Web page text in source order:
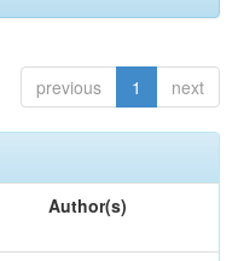
previous 1 next
Author(s)